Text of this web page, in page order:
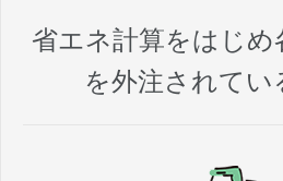
省エネ計算をはじめ
を外注されてい